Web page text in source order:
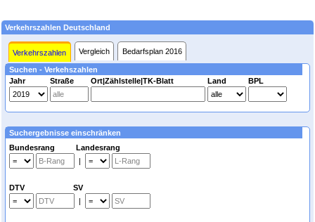
Verkehrszahlen Deutschland
Verkehrszahlen Vergleich Bedarfsplan 2016
Suchen - Verkehszahlen
Jahr
Straße Ort|Zählstelle|TK-Blatt Land BPL
Suchergebnisse einschränken
Bundesrang Landesrang
|
DTV SV
|